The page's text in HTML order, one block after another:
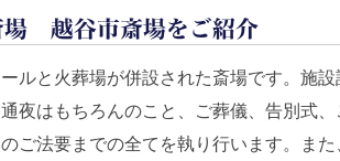
場 越谷市斎場をご紹介
ルと火葬場が併設された斎場です。施設
夜はもちろんのこと、ご葬儀、告別式、
ご法要までの全てを執り行います。また